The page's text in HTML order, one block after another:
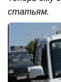
статьям.